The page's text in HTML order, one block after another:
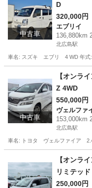
中古車
D
320,000円
エブリイ
136,880km
北広島駅
車名: スズキ エブリ 4 WD 年式:
北広島市 北広島駅
中古車
【オンラ
Z 4WD
550,000円
ヴェルファ
153,000km
北広島駅
車名: トヨタ ヴェルファイア
北広島市 北広島駅
【オンラ
リミテッ
250,000円